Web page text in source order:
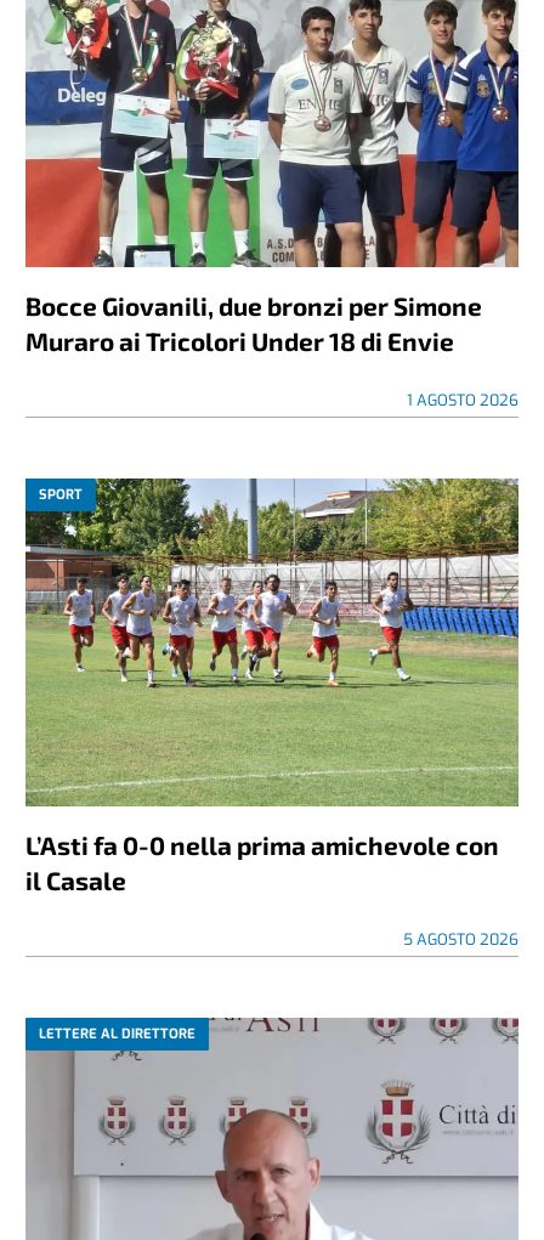
Bocce Giovanili, due bronzi per Simone
Muraro ai Tricolori Under 18 di Envie
1 AGOSTO 2026
SPORT
L’Asti fa 0-0 nella prima amichevole con
il Casale
5 AGOSTO 2026
LETTERE AL DIRETTORE